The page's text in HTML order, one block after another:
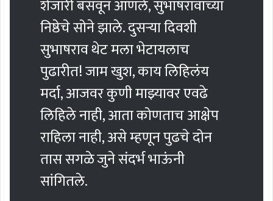
शेजारी बसवून आणले, सुभाषरावांच्या
निष्ठेचे सोने झाले. दुसर्‍या दिवशी
सुभाषराव थेट मला भेटायलाच
पुढारीत! जाम खुश, काय लिहिलंय
मर्दा, आजवर कुणी माझ्यावर एवढे
लिहिले नाही, आता कोणताच आक्षेप
राहिला नाही, असे म्हणून पुढचे दोन
तास सगळे जुने संदर्भ भाऊंनी
सांगितले.